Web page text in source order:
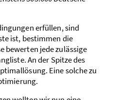
erfüllen, sind
ist, bestimmen die
bewerten jede zulässige
An der Spitze des
Eine solche zu